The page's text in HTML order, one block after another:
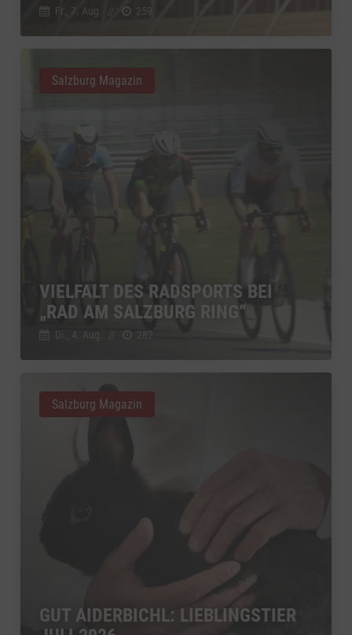
Fr., 7. Aug. // 259
VIELFALT DES RADSPORTS BEI
„RAD AM SALZBURG RING“
Di., 4. Aug. // 282
Salzburg Magazin
GUT AIDERBICHL: LIEBLINGSTIER
Salzburg Magazin